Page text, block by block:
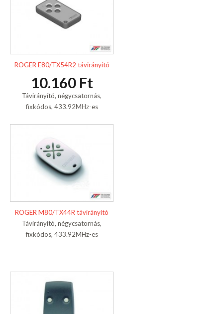
ROGER E80/TX54R2 távirányító
10.160 Ft
Távirányító, négycsatornás,
fixkódos, 433.92MHz-es
ROGER M80/TX44R távirányító
Távirányító, négycsatornás,
fixkódos, 433.92MHz-es